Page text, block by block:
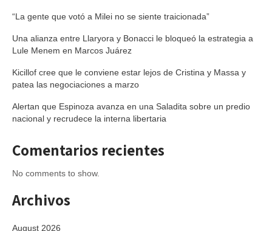
“La gente que votó a Milei no se siente traicionada”
Una alianza entre Llaryora y Bonacci le bloqueó la estrategia a
Lule Menem en Marcos Juárez
Kicillof cree que le conviene estar lejos de Cristina y Massa y
patea las negociaciones a marzo
Alertan que Espinoza avanza en una Saladita sobre un predio
nacional y recrudece la interna libertaria
Comentarios recientes
No comments to show.
Archivos
August 2026